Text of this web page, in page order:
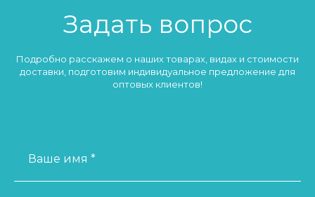
Задать вопрос
Подробно расскажем о наших товарах, видах и стоимости
доставки, подготовим индивидуальное предложение для
оптовых клиентов!
Ваше имя *